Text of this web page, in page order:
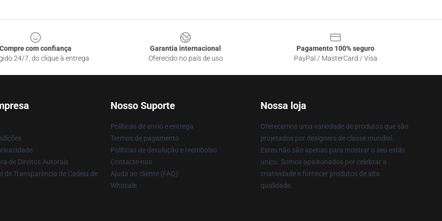
Compre com confiança
24/7, do clique à entrega
Garantia internacional
Oferecido no país de uso
Pagamento 100% seguro
PayPal / MasterCard / Visa
de Direitos Autorais
de Transparência de Cadeia de
Nosso Suporte
Políticas de envio e entrega
Termos de pagamento
Políticas de devolução e reembolso
Contacte-nos
Ajuda ao cliente (FAQ)
Whosale
Nossa loja
Oferecemos uma variedade de produtos que são
projetados por designers de classe mundial.
Estes não são apenas para mostrar o seu estilo
único. Somos apaixonados por celebrar a
criatividade e fornecer produtos de alta
qualidade.